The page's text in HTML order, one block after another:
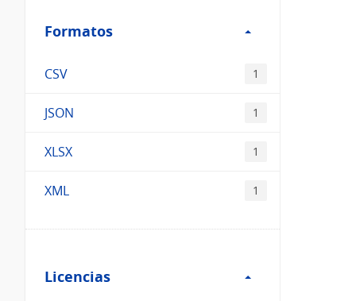
Formatos
Formatos
CSV 1
JSON 1
XLSX 1
XML 1
Licencias
Licencias